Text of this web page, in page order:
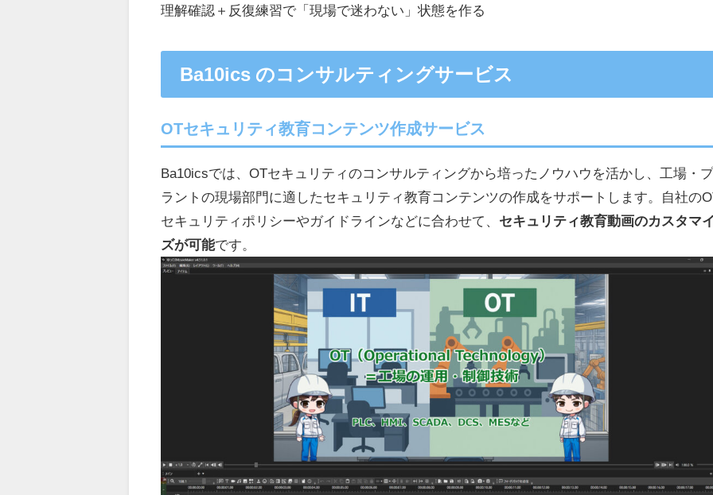
理解確認＋反復練習で「現場で迷わない」状態を作る
Ba10ics のコンサルティングサービス
OTセキュリティ教育コンテンツ作成サービス
Ba10icsでは、OTセキュリティのコンサルティングから培ったノウハウを活かし、工場・
ラントの現場部門に適したセキュリティ教育コンテンツの作成をサポートします。自社の
セキュリティポリシーやガイドラインなどに合わせて、 セキュリティ教育動画のカスタマイ
ズが可能です。